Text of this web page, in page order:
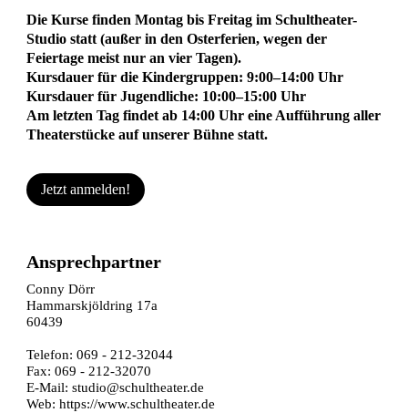
Die Kurse finden Montag bis Freitag im Schultheater-
Studio statt (außer in den Osterferien, wegen der
Feiertage meist nur an vier Tagen).
Kursdauer für die Kindergruppen: 9:00–14:00 Uhr
Kursdauer für Jugendliche: 10:00–15:00 Uhr
Am letzten Tag findet ab 14:00 Uhr eine Aufführung aller
Theaterstücke auf unserer Bühne statt.
Jetzt anmelden!
Ansprechpartner
Conny Dörr
Hammarskjöldring 17a
60439
Telefon: 069 - 212-32044
Fax: 069 - 212-32070
E-Mail:studio@schultheater.de
Web:https://www.schultheater.de